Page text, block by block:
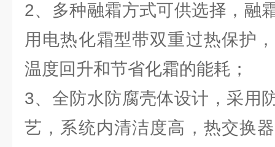
2、多种融霜方式可供选择，融
用电热化霜型带双重过热保护
温度回升和节省化霜的能耗；
3、全防水防腐壳体设计，采用
艺，系统内清洁度高，热交换